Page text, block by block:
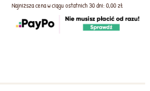
Najniższa cena w ciągu ostatnich 30 dni: 0,00 zł